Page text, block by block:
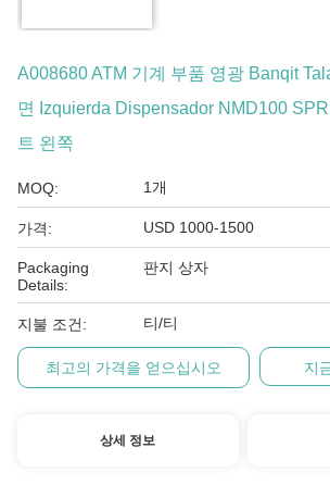
A008680 ATM 기계 부품 영광 Banqit
면 Izquierda Dispensador NMD100 SPR
트 왼쪽
MOQ: 1개
가격: USD 1000-1500
Packaging
Details:
판지 상자
지불 조건: 티/티
최고의 가격을 얻으십시오 지
상세 정보